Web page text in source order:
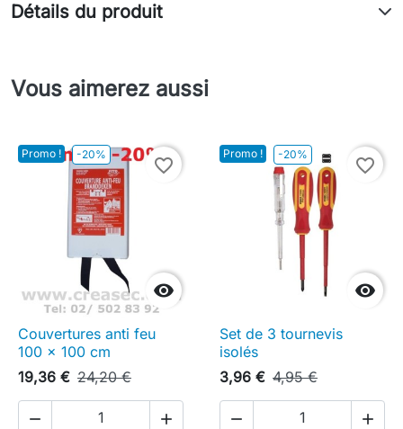
Détails du produit
Vous aimerez aussi
Promo ! -20%

favorite_border
Couvertures anti feu
100 x 100 cm
19,36 € 24,20 €
 
Promo ! -20%

favorite_border
Set de 3 tournevis
isolés
3,96 € 4,95 €
 